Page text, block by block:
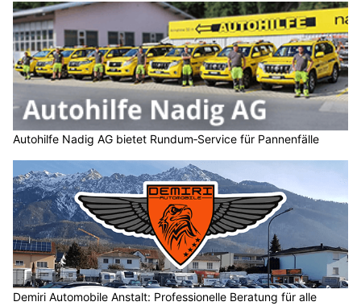
Autohilfe Nadig AG bietet Rundum‑Service für Pannenfälle
Demiri Automobile Anstalt: Professionelle Beratung für alle